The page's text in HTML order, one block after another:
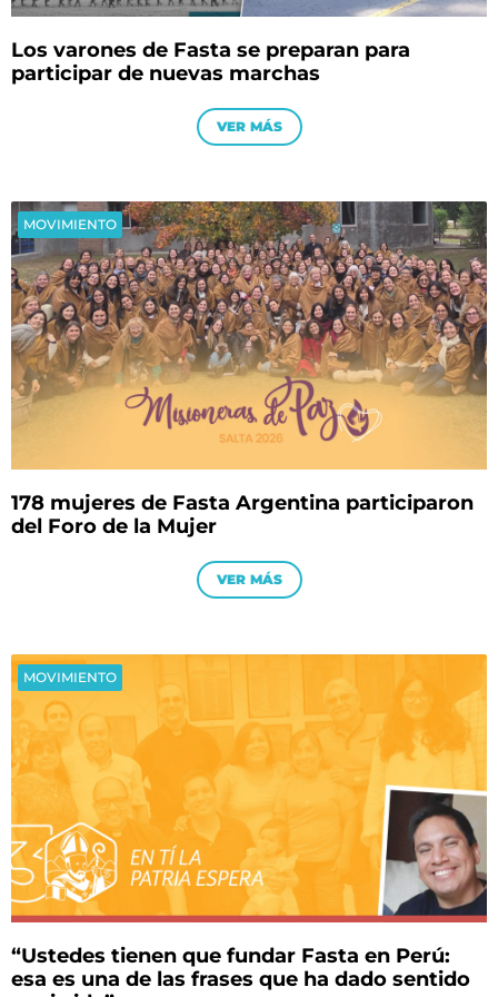
Los varones de Fasta se preparan para
participar de nuevas marchas
VER MÁS
MOVIMIENTO
178 mujeres de Fasta Argentina participaron
del Foro de la Mujer
VER MÁS
MOVIMIENTO
“Ustedes tienen que fundar Fasta en Perú:
esa es una de las frases que ha dado sentido